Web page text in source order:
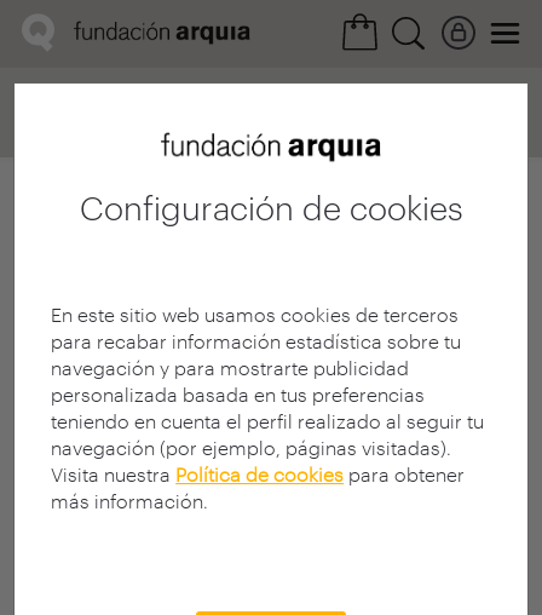
Configuración de cookies
En este sitio web usamos cookies de terceros
para recabar información estadística sobre tu
navegación y para mostrarte publicidad
personalizada basada en tus preferencias
teniendo en cuenta el perfil realizado al seguir tu
navegación (por ejemplo, páginas visitadas).
Visita nuestra Política de cookies para obtener
más información.
Ficha realización